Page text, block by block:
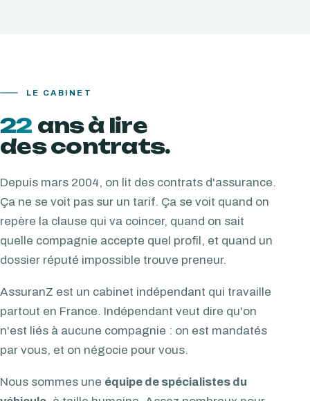
LE CABINET
22 ans à lire
des contrats.
Depuis mars 2004, on lit des contrats d'assurance.
Ça ne se voit pas sur un tarif. Ça se voit quand on
repère la clause qui va coincer, quand on sait
quelle compagnie accepte quel profil, et quand un
dossier réputé impossible trouve preneur.
AssuranZ est un cabinet indépendant qui travaille
partout en France. Indépendant veut dire qu'on
n'est liés à aucune compagnie : on est mandatés
par vous, et on négocie pour vous.
Nous sommes une équipe de spécialistes du